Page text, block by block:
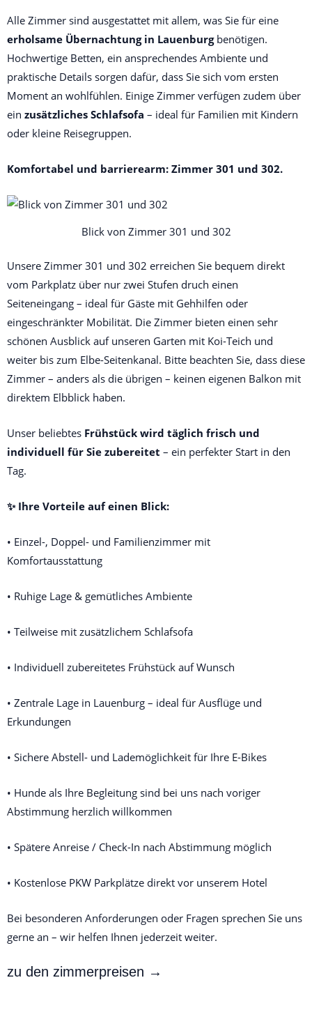
erholsame Übernachtung in Lauenburg benötigen.
Hochwertige Betten, ein ansprechendes Ambiente und
praktische Details sorgen dafür, dass Sie sich vom ersten
Moment an wohlfühlen. Einige Zimmer verfügen zudem über
ein zusätzliches Schlafsofa – ideal für Familien mit Kindern
oder kleine Reisegruppen.
Komfortabel und barrierearm: Zimmer 301 und 302.
Blick von Zimmer 301 und 302
Unsere Zimmer 301 und 302 erreichen Sie bequem direkt
vom Parkplatz über nur zwei Stufen druch einen
Seiteneingang – ideal für Gäste mit Gehhilfen oder
eingeschränkter Mobilität. Die Zimmer bieten einen sehr
schönen Ausblick auf unseren Garten mit Koi-Teich und
weiter bis zum Elbe-Seitenkanal. Bitte beachten Sie, dass diese
Zimmer – anders als die übrigen – keinen eigenen Balkon mit
direktem Elbblick haben.
Unser beliebtes Frühstück wird täglich frisch und
individuell für Sie zubereitet – ein perfekter Start in den
Tag.
✨ Ihre Vorteile auf einen Blick:
• Einzel-, Doppel- und Familienzimmer mit
Komfortausstattung
• Ruhige Lage & gemütliches Ambiente
• Teilweise mit zusätzlichem Schlafsofa
• Individuell zubereitetes Frühstück auf Wunsch
• Zentrale Lage in Lauenburg – ideal für Ausflüge und
Erkundungen
• Sichere Abstell- und Lademöglichkeit für Ihre E-Bikes
• Hunde als Ihre Begleitung sind bei uns nach voriger
Abstimmung herzlich willkommen
• Spätere Anreise / Check-In nach Abstimmung möglich
• Kostenlose PKW Parkplätze direkt vor unserem Hotel
Bei besonderen Anforderungen oder Fragen sprechen Sie uns
gerne an – wir helfen Ihnen jederzeit weiter.
zu den zimmerpreisen →